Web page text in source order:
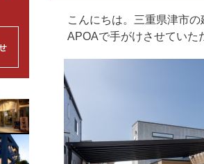
こんにちは。三重県津市の
APOAで手がけさせていた